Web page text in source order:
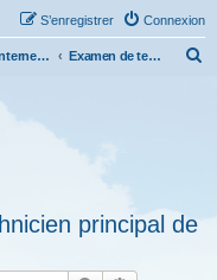
Connexion
S’enregistrer
Concours internes et externes, examens Examen de technicien territorial principal de 1ère classe (TTP1C)
principal de